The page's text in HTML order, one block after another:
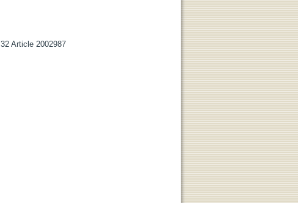
Article 2002987